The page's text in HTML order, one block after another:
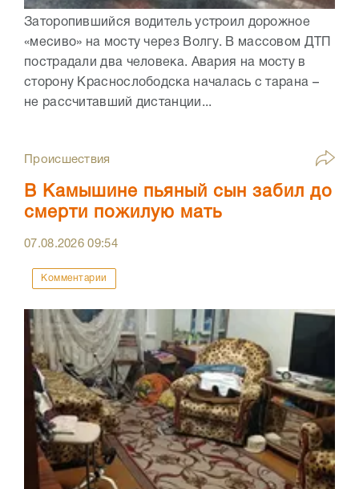
Заторопившийся водитель устроил дорожное
«месиво» на мосту через Волгу. В массовом ДТП
пострадали два человека. Авария на мосту в
сторону Краснослободска началась с тарана –
не рассчитавший дистанции...
Происшествия
В Камышине пьяный сын забил до
смерти пожилую мать
07.08.202609:54
Комментарии